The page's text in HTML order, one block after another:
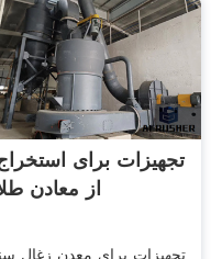
تجهیزات برای
از معادن